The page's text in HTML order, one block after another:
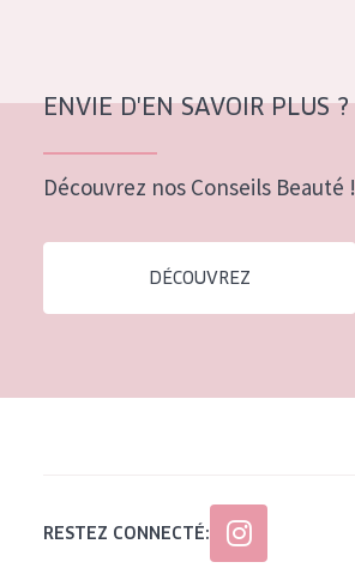
Peau normale à sèche
Peau mature
Peau ménopausée
Âge : 55+
ENVIE D'EN SAVOIR PLUS ?
Découvrez nos Conseils Beauté !
DÉCOUVREZ
RESTEZ CONNECTÉ: